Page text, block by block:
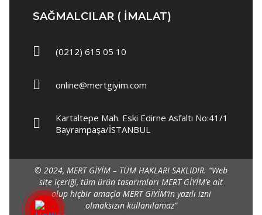
İş Ayakkabısı
Garson Önlükleri
Süveter & Kazak
Spor Ayakkabı
Barista Şapka
Garson Aksesuarları
SAĞMALCILAR ( IMALAT)
(0212) 615 05 10
online@mertgiyim.com
Kartaltepe Mah. Eski Edirne Asfaltı No:41/1
Bayrampaşa/İSTANBUL
© 2024, MERT GİYİM – TÜM HAKLARI SAKLIDIR. “Web
site içeriği, tüm ürün tasarımları MERT GİYİM’e ait
olup hiçbir amaçla MERT GİYİM’in yazılı izni
olmaksızın kullanılamaz”